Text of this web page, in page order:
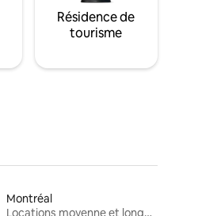
Résidence de
tourisme
Montréal
Locations moyenne et longue durée